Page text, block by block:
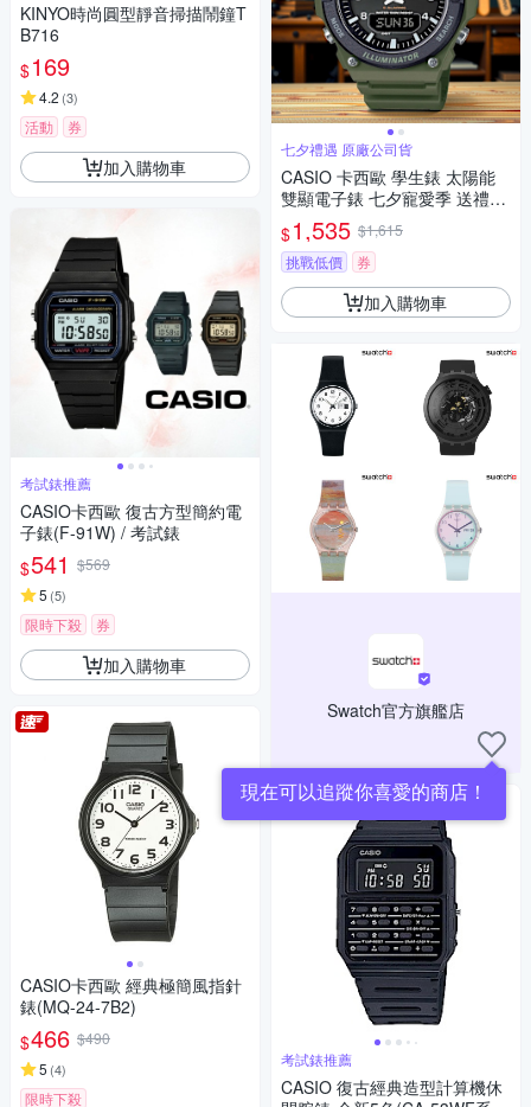
KINYO時尚圓型靜音掃描鬧鐘T
B716
$169
4.2 (3)
活動 券
加入購物車
考試錶推薦
CASIO卡西歐 復古方型簡約電
子錶(F-91W) / 考試錶
$541 $569
5 (5)
限時下殺 券
加入購物車
CASIO卡西歐 經典極簡風指針
錶(MQ-24-7B2)
$466 $490
5 (4)
限時下殺
七夕禮遇 原廠公司貨
CASIO 卡西歐 學生錶 太陽能
雙顯電子錶 七夕寵愛季 送禮推
薦-軍綠色 AQ-S820W-3BV
$1,535 $1,615
挑戰低價
券
加入購物車
Swatch官方旗艦店
現在可以追蹤你喜愛的商店！
考試錶推薦
CASIO 復古經典造型計算機休